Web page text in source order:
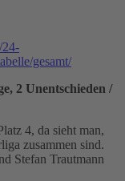
gesamt/
2 Unentschieden /
4, da sieht man,
zusammen sind.
Stefan Trautmann